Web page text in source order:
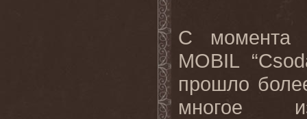
С момента
MOBIL
прошло
многое